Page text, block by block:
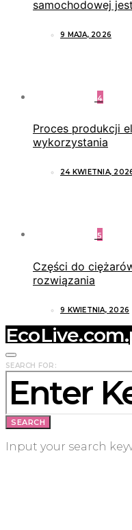
samochodowej
9 MAJA, 2026
4
Proces produkcji
wykorzystania
24 KWIETNIA,
5
Części do
rozwiązania
9 KWIETNIA, 2026
SEARCH FOR:
SEARCH
Input your search